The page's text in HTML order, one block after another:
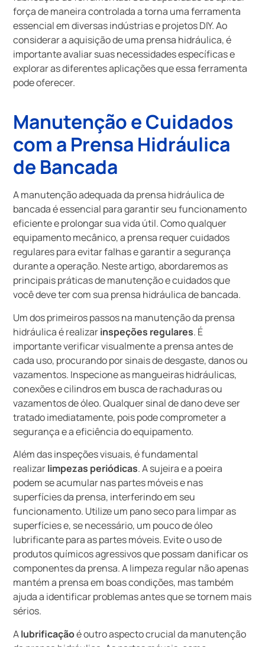
força de maneira controlada a torna uma ferramenta
essencial em diversas indústrias e projetos DIY. Ao
considerar a aquisição de uma prensa hidráulica, é
importante avaliar suas necessidades específicas e
explorar as diferentes aplicações que essa ferramenta
pode oferecer.
Manutenção e Cuidados
com a Prensa Hidráulica
de Bancada
A manutenção adequada da prensa hidráulica de
bancada é essencial para garantir seu funcionamento
eficiente e prolongar sua vida útil. Como qualquer
equipamento mecânico, a prensa requer cuidados
regulares para evitar falhas e garantir a segurança
durante a operação. Neste artigo, abordaremos as
principais práticas de manutenção e cuidados que
você deve ter com sua prensa hidráulica de bancada.
Um dos primeiros passos na manutenção da prensa
hidráulica é realizarinspeções regulares. É
importante verificar visualmente a prensa antes de
cada uso, procurando por sinais de desgaste, danos ou
vazamentos. Inspecione as mangueiras hidráulicas,
conexões e cilindros em busca de rachaduras ou
vazamentos de óleo. Qualquer sinal de dano deve ser
tratado imediatamente, pois pode comprometer a
segurança e a eficiência do equipamento.
Além das inspeções visuais, é fundamental
realizarlimpezas periódicas. A sujeira e a poeira
podem se acumular nas partes móveis e nas
superfícies da prensa, interferindo em seu
funcionamento. Utilize um pano seco para limpar as
superfícies e, se necessário, um pouco de óleo
lubrificante para as partes móveis. Evite o uso de
produtos químicos agressivos que possam danificar os
componentes da prensa. A limpeza regular não apenas
mantém a prensa em boas condições, mas também
ajuda a identificar problemas antes que se tornem mais
sérios.
Alubrificaçãoé outro aspecto crucial da manutenção